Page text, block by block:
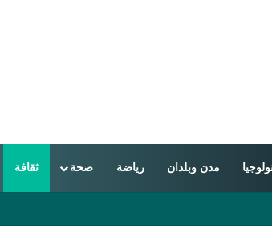
مدن وبلدان رياضة صحة ثقافة
أكبر على خوارزمية عرض المحتوى